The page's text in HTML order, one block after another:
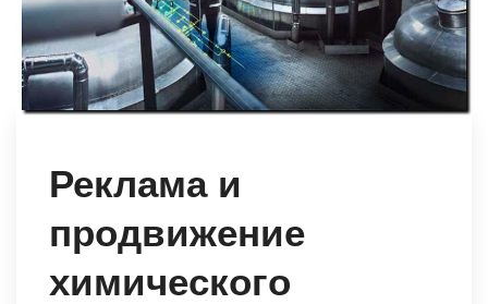
Реклама и
продвижение
химического